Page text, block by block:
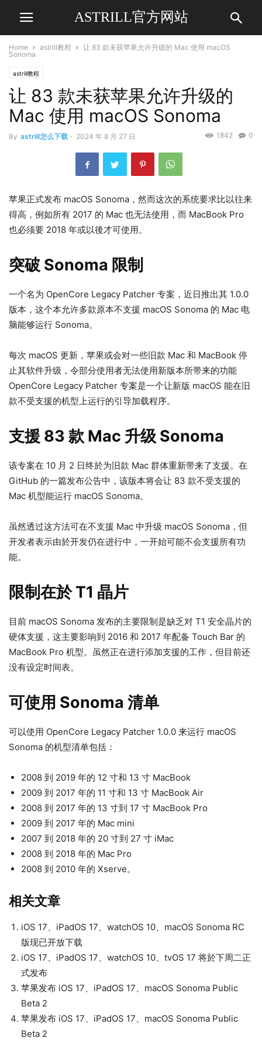
ASTRILL官方网站
Home astrill教程
让 83 款未获苹果允许升级的 Mac 使用 macOS
Sonoma
astrill教程
让 83 款未获苹果允许升级的
Mac 使用 macOS Sonoma
By astrill怎么下载 - 2024 年 8 月 27 日 0
1842
苹果正式发布 macOS Sonoma，然而这次的系统要求比以往来
得高，例如所有 2017 的 Mac 也无法使用，而 MacBook Pro
也必须要 2018 年或以後才可使用。
突破 Sonoma 限制
一个名为 OpenCore Legacy Patcher 专案，近日推出其 1.0.0
版本，这个本允许多款原本不支援 macOS Sonoma 的 Mac 电
脑能够运行 Sonoma。
每次 macOS 更新，苹果或会对一些旧款 Mac 和 MacBook 停
止其软件升级，令部分使用者无法使用新版本所带来的功能
OpenCore Legacy Patcher 专案是一个让新版 macOS 能在旧
款不受支援的机型上运行的引导加载程序。
支援 83 款 Mac 升级 Sonoma
该专案在 10 月 2 日终於为旧款 Mac 群体重新带来了支援。在
GitHub 的一篇发布公告中，该版本将会让 83 款不受支援的
Mac 机型能运行 macOS Sonoma。
虽然透过这方法可在不支援 Mac 中升级 macOS Sonoma，但
开发者表示由於开发仍在进行中，一开始可能不会支援所有功
能。
限制在於 T1 晶片
目前 macOS Sonoma 发布的主要限制是缺乏对 T1 安全晶片的
硬体支援，这主要影响到 2016 和 2017 年配备 Touch Bar 的
MacBook Pro 机型。虽然正在进行添加支援的工作，但目前还
没有设定时间表。
可使用 Sonoma 清单
可以使用 OpenCore Legacy Patcher 1.0.0 来运行 macOS
Sonoma 的机型清单包括：
2008 到 2019 年的 12 寸和 13 寸 MacBook
2009 到 2017 年的 11 寸和 13 寸 MacBook Air
2008 到 2017 年的 13 寸到 17 寸 MacBook Pro
2009 到 2017 年的 Mac mini
2007 到 2018 年的 20 寸到 27 寸 iMac
2008 到 2018 年的 Mac Pro
2008 到 2010 年的 Xserve。
相关文章
iOS 17、iPadOS 17、watchOS 10、macOS Sonoma RC
版现已开放下载
iOS 17、iPadOS 17、watchOS 10、tvOS 17 将於下周二正
式发布
苹果发布 iOS 17、iPadOS 17、macOS Sonoma Public
Beta 2
苹果发布 iOS 17、iPadOS 17、macOS Sonoma Public
Beta 2